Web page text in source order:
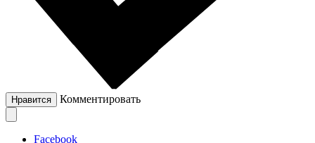
Нравится Комментировать
Facebook